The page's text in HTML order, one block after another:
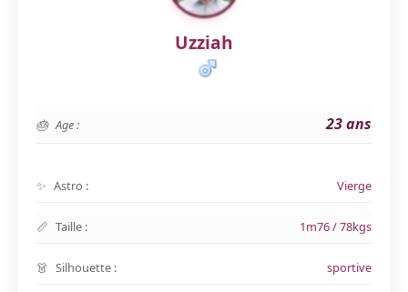
Uzziah
Age : 23 ans
Astro : Vierge
Taille : 1m76 / 78kgs
Silhouette : sportive